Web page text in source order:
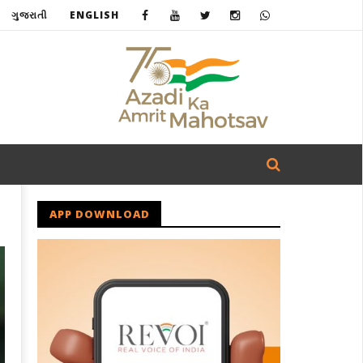
ગુજરાતી ENGLISH
APP DOWNLOAD